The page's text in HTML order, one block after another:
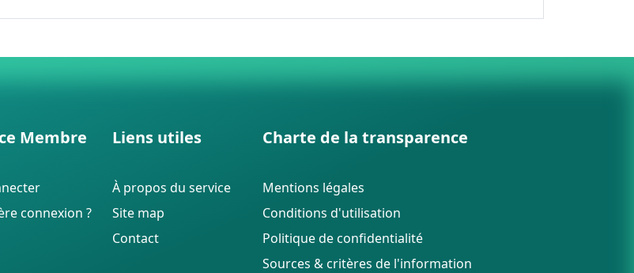
Membre
connexion ?
Liens utiles
À propos du service
Site map
Contact
Charte de la transparence
Mentions légales
Conditions d'utilisation
Politique de confidentialité
Sources & critères de l'information